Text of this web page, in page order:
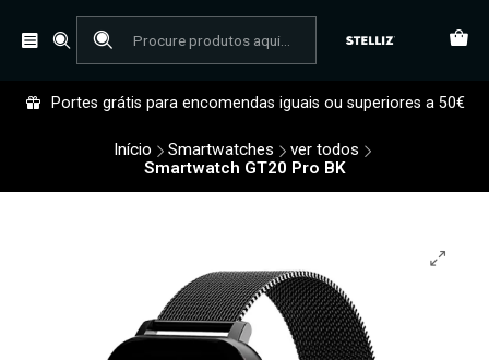
Portes grátis para encomendas iguais ou superiores a 50€
Início Smartwatches
ver todos
Smartwatch GT20 Pro BK